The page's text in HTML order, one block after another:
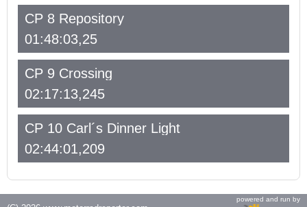
CP 8 Repository
01:48:03,25
CP 9 Crossing
02:17:13,245
CP 10 Carl´s Dinner Light
02:44:01,209
powered and run by